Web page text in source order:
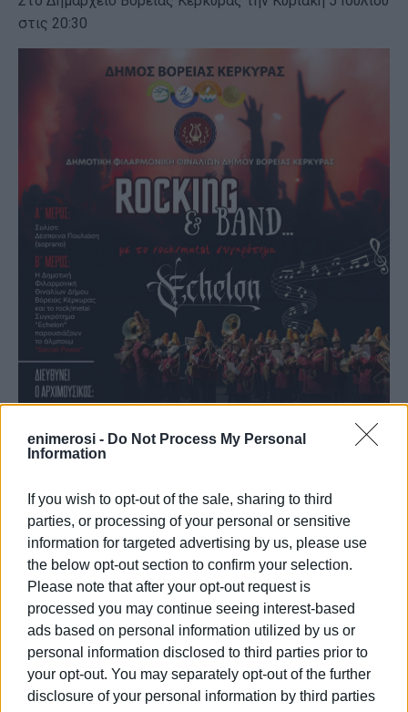
enimerosi - Do Not Process My Personal
Information
If you wish to opt-out of the sale, sharing to third
parties, or processing of your personal or sensitive
information for targeted advertising by us, please use
the below opt-out section to confirm your selection.
Please note that after your opt-out request is
processed you may continue seeing interest-based
ads based on personal information utilized by us or
personal information disclosed to third parties prior to
your opt-out. You may separately opt-out of the further
disclosure of your personal information by third parties
στις 20:30
Εμφανίσεις: 3853